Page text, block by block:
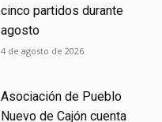
cinco partidos durante
agosto
4 de agosto de 2026
Asociación de Pueblo
Nuevo de Cajón cuenta